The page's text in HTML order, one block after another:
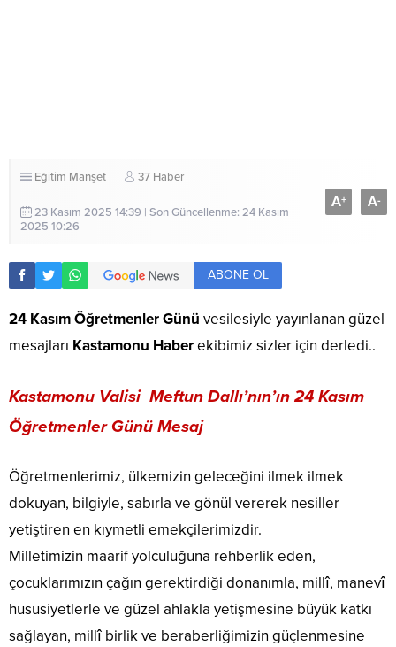
Eğitim Manşet 37 Haber
23 Kasım 2025 14:39 | Son Güncellenme: 24 Kasım
2025 10:26
A+ A-
ABONE OL
24 Kasım Öğretmenler Günü vesilesiyle yayınlanan güzel
mesajları Kastamonu Haberekibimiz sizler için derledi..
Kastamonu ValisiMeftun Dallı’nın’ın 24 Kasım
Öğretmenler Günü Mesaj
Öğretmenlerimiz, ülkemizin geleceğini ilmek ilmek
dokuyan, bilgiyle, sabırla ve gönül vererek nesiller
yetiştiren en kıymetli emekçilerimizdir.
Milletimizin maarif yolculuğuna rehberlik eden,
çocuklarımızın çağın gerektirdiği donanımla, millî, manevî
hususiyetlerle ve güzel ahlakla yetişmesine büyük katkı
sağlayan, millî birlik ve beraberliğimizin güçlenmesine